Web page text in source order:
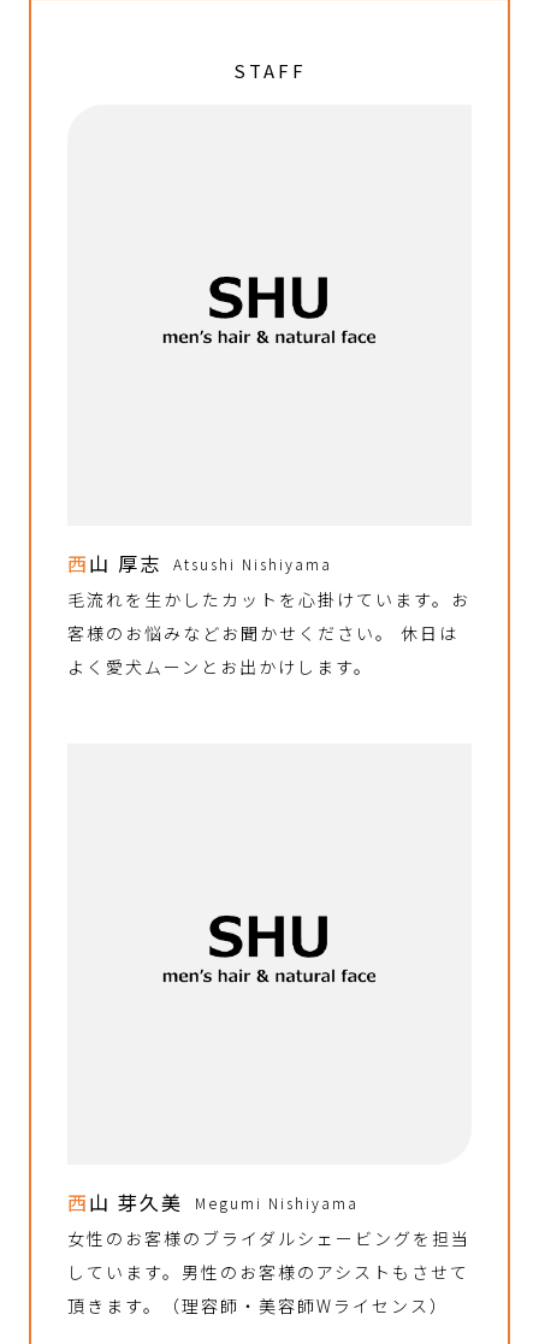
STAFF
西山 厚志 Atsushi Nishiyama
毛流れを生かしたカットを心掛けています。お
客様のお悩みなどお聞かせください。 休日は
よく愛犬ムーンとお出かけします。
西山 芽久美 Megumi Nishiyama
女性のお客様のブライダルシェービングを担当
しています。男性のお客様のアシストもさせて
頂きます。（理容師・美容師Wライセンス）